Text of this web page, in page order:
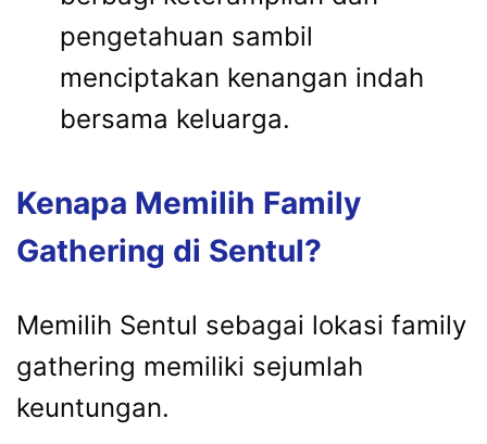
pengetahuan sambil
menciptakan kenangan indah
bersama keluarga.
Kenapa Memilih Family
Gathering di Sentul?
Memilih Sentul sebagai lokasi family
gathering memiliki sejumlah
keuntungan.